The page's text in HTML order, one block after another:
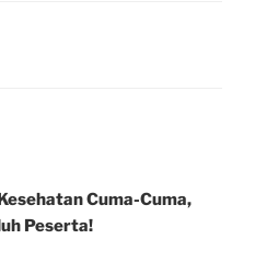
Cuma-Cuma,
Peserta!